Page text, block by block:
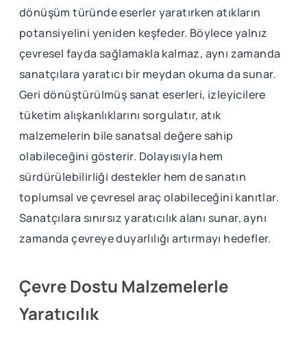
dönüşüm türünde eserler yaratırken atıkların
potansiyelini yeniden keşfeder. Böylece yalnız
çevresel fayda sağlamakla kalmaz, aynı zamanda
sanatçılara yaratıcı bir meydan okuma da sunar.
Geri dönüştürülmüş sanat eserleri, izleyicilere
tüketim alışkanlıklarını sorgulatır, atık
malzemelerin bile sanatsal değere sahip
olabileceğini gösterir. Dolayısıyla hem
sürdürülebilirliği destekler hem de sanatın
toplumsal ve çevresel araç olabileceğini kanıtlar.
Sanatçılara sınırsız yaratıcılık alanı sunar, aynı
zamanda çevreye duyarlılığı artırmayı hedefler.
Çevre Dostu Malzemelerle
Yaratıcılık